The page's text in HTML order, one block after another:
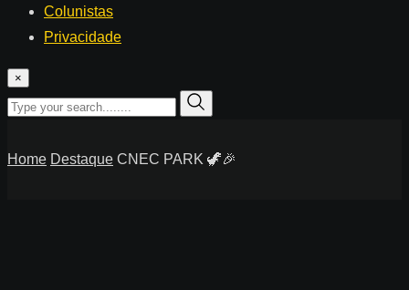
Colunistas
Privacidade
×
Home Destaque CNEC PARK 🦖🎉